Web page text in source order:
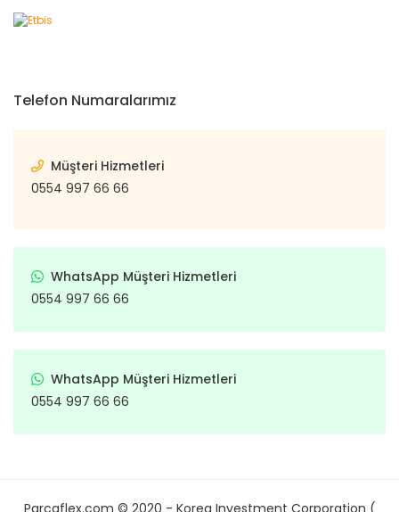
Telefon Numaralarımız
Müşteri Hizmetleri
0554 997 66 66
WhatsApp Müşteri Hizmetleri
0554 997 66 66
WhatsApp Müşteri Hizmetleri
0554 997 66 66
Parcaflex.com © 2020 - Korea Investment Corporation (